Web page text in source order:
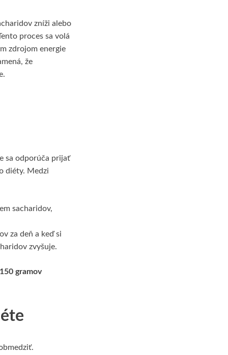
zníži alebo
proces sa volá
zdrojom energie
že
sa odporúča prijať
diéty. Medzi
sacharidov,
za deň a keď si
zvyšuje.
gramov